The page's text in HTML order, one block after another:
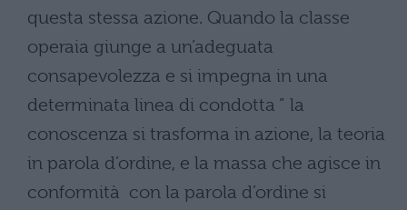
questa stessa azione. Quando la classe
operaia giunge a un’adeguata
consapevolezza e si impegna in una
determinata linea di condotta ” la
conoscenza si trasforma in azione, la teoria
in parola d’ordine, e la massa che agisce in
conformità con la parola d’ordine si